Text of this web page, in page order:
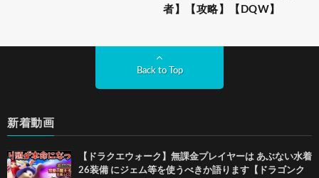
者】【攻略】【DQW】
Back to Top
新着動画
【ドラクエウォーク】無課金プレイヤーは あぶない水着
26装備 にジェム等を使うべきか語ります【ドラゴンク